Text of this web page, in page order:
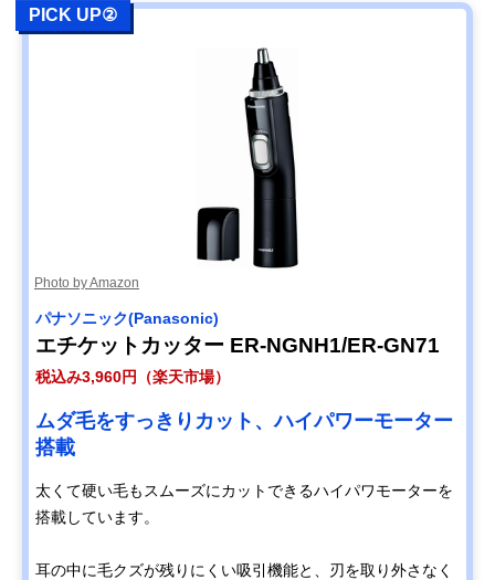
PICK UP②
Photo by Amazon
パナソニック(Panasonic)
エチケットカッター ER-NGNH1/ER-GN71
税込み3,960円（楽天市場）
ムダ毛をすっきりカット、ハイパワーモーター
搭載
太くて硬い毛もスムーズにカットできるハイパワモーターを
搭載しています。
耳の中に毛クズが残りにくい吸引機能と、刃を取り外さなく